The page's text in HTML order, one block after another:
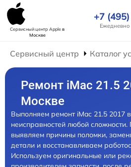
Сервисный центр Appleв
Москве
+7
Сервисный центр Каталог
Ремонт iMac 21.5
Москве
Выполняем ремонт iMac 21.5 2017
неисправностей любой
выявляем причины поломки,
детали и восстанавливаем
Используем оригинальные или